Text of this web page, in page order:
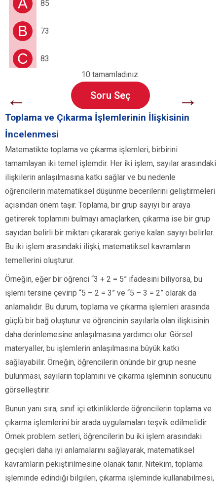
85
B 73
C 83
10 tamamladınız.
← Soru Seç →
Toplama ve Çıkarma İşlemlerinin İlişkisinin
İncelenmesi
Matematikte toplama ve çıkarma işlemleri, birbirini
tamamlayan iki temel işlemdir. Her iki işlem, sayılar arasındaki
ilişkilerin anlaşılmasına katkı sağlar ve bu nedenle
öğrencilerin matematiksel düşünme becerilerini geliştirmeleri
açısından önem taşır. Toplama, bir grup sayıyı bir araya
getirerek toplamını bulmayı amaçlarken, çıkarma ise bir grup
sayıdan belirli bir miktarı çıkararak geriye kalan sayıyı belirler.
Bu iki işlem arasındaki ilişki, matematiksel kavramların
temellerini oluşturur.
Örneğin, eğer bir öğrenci “3 + 2 = 5” ifadesini biliyorsa, bu
işlemi tersine çevirip “5 – 2 = 3” ve “5 – 3 = 2” olarak da
anlamalıdır. Bu durum, toplama ve çıkarma işlemleri arasında
güçlü bir bağ oluşturur ve öğrencinin sayılarla olan ilişkisinin
daha derinlemesine anlaşılmasına yardımcı olur. Görsel
materyaller, bu işlemlerin anlaşılmasına büyük katkı
sağlayabilir. Örneğin, öğrencilerin önünde bir grup nesne
bulunması, sayıların toplamını ve çıkarma işleminin sonucunu
görselleştirir.
Bunun yanı sıra, sınıf içi etkinliklerde öğrencilerin toplama ve
çıkarma işlemlerini bir arada uygulamaları teşvik edilmelidir.
Örnek problem setleri, öğrencilerin bu iki işlem arasındaki
geçişleri daha iyi anlamalarını sağlayarak, matematiksel
kavramların pekiştirilmesine olanak tanır. Nitekim, toplama
işleminde edindiği bilgileri, çıkarma işleminde kullanabilmesi,